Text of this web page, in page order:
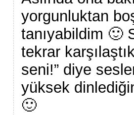
yorgunluktan
tanıyabildim 🙂
tekrar
seni!” diye
yüksek
🙂